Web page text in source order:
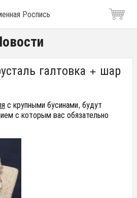
Роспись
галтовка + шар
с крупными бусинами, будут
с которым вас обязательно